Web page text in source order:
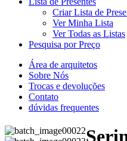
Criar Lista de
Ver Minha Lista
Ver Todas as Listas
Pesquisa por Preço
Área de arquitetos
Sobre Nós
Trocas e devoluções
Contato
dúvidas frequentes